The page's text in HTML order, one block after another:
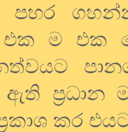
පහර
ම එක
ප්‍රධාන
කර